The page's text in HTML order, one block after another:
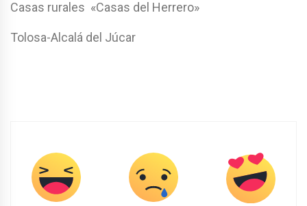
Casas rurales «Casas del Herrero»
Tolosa-Alcalá del Júcar